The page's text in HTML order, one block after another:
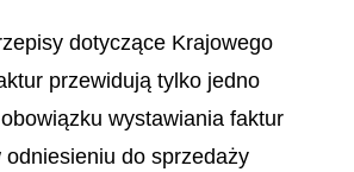
dotyczące Krajowego
przewidują tylko jedno
wystawiania faktur
odniesieniu do sprzedaży